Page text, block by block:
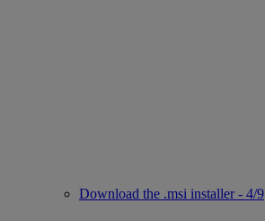
Download the .msi installer - 4/9